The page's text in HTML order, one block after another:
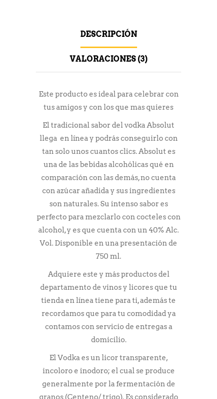
DESCRIPCIÓN
VALORACIONES (3)
Este producto es ideal para celebrar con
tus amigos y con los que mas quieres
El tradicional sabor del vodka Absolut
llega en línea y podrás conseguirlo con
tan solo unos cuantos clics. Absolut es
una de las bebidas alcohólicas qué en
comparación con las demás, no cuenta
con azúcar añadida y sus ingredientes
son naturales. Su intenso sabor es
perfecto para mezclarlo con cocteles con
alcohol, y es que cuenta con un 40% Alc.
Vol. Disponible en una presentación de
750 ml.
Adquiere este y más productos del
departamento de vinos y licores que tu
tienda en línea tiene para ti, además te
recordamos que para tu comodidad ya
contamos con servicio de entregas a
domicilio.
El Vodka es un licor transparente,
incoloro e inodoro; el cual se produce
generalmente por la fermentación de
granos (Centeno/ trigo). Es considerado